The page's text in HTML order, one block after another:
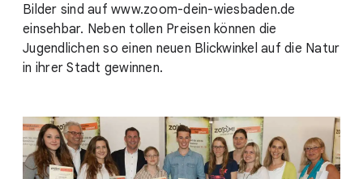
Bilder sind auf www.zoom-dein-wiesbaden.de
einsehbar. Neben tollen Preisen können die
Jugendlichen so einen neuen Blickwinkel auf die Natur
in ihrer Stadt gewinnen.